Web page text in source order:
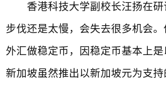
香港科技大学副校长汪扬在研
步伐还是太慢，会失去很多机会
外汇做稳定币，因稳定币基本上是
新加坡虽然推出以新加坡元为支